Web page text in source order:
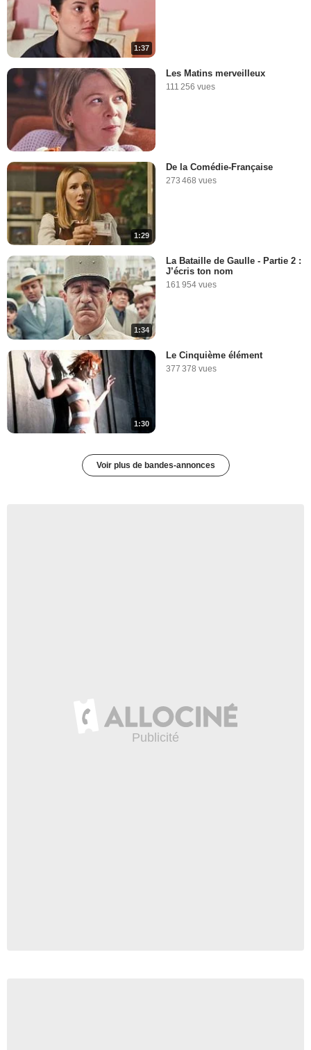
1:37
Les Matins merveilleux
111 256 vues
1:29
De la Comédie-Française
273 468 vues
1:34
La Bataille de Gaulle - Partie 2 :
J’écris ton nom
161 954 vues
1:30
Le Cinquième élément
377 378 vues
Voir plus de bandes-annonces